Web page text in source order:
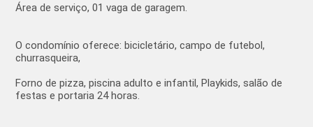
Área de serviço, 01 vaga de garagem.
O condomínio oferece: bicicletário, campo de futebol,
churrasqueira,
Forno de pizza, piscina adulto e infantil, Playkids, salão de
festas e portaria 24 horas.